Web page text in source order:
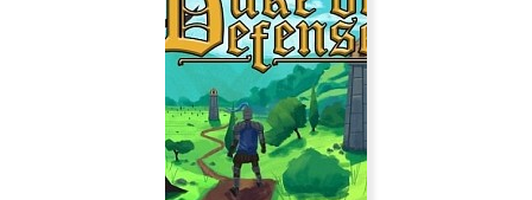
Reigns: Her Majesty